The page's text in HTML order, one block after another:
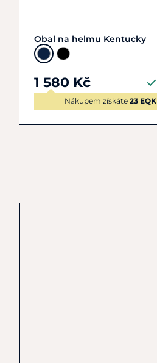
Zobrazit detail
Obal na helmu Kentucky
1 580 Kč
Nákupem získáte 23 EQK